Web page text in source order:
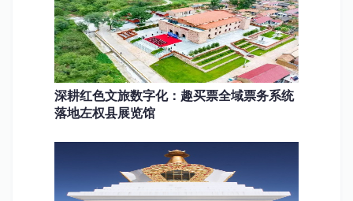
深耕红色文旅数字化：趣买票全域票务系统
落地左权县展览馆